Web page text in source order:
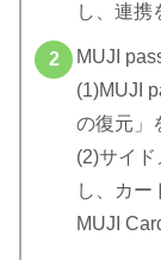
し、連携
MUJI
(1)MUJI
の復元」
(2)サイ
し、カ
MUJI